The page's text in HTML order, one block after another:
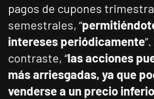
pagos de cupones
semestrales, “
intereses periódicamente
contraste, “las acciones
más arriesgadas, ya que
venderse a un precio